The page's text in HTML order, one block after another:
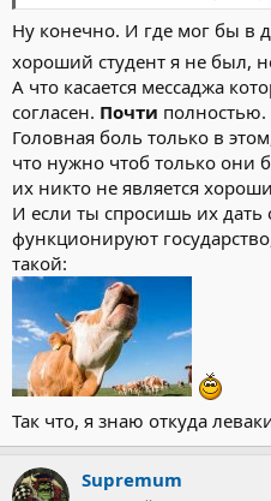
Ну конечно. И где мог бы в
хороший студент я не был,
А что касается мессаджа
согласен. Почти полностью.
Головная боль только в
что нужно чтоб только они
их никто не является
И если ты спросишь их дать
функционируют
такой:
Так что, я знаю откуда
Supremum